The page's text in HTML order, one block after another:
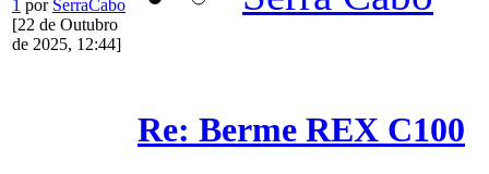
1 por SerraCabo
[22 de Outubro
de 2025, 12:44]
Re: Berme REX C100